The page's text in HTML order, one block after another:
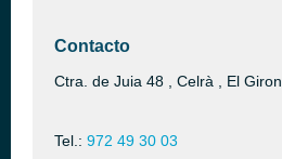
Contacto
Ctra. de Juia 48 , Celrà , El
Tel.: 972 49 30 03